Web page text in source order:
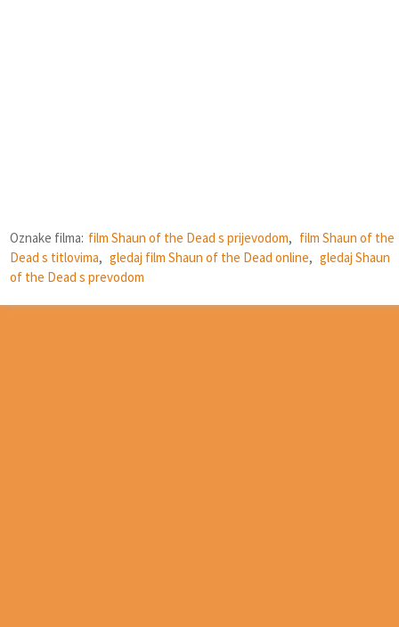
Oznake filma: film Shaun of the Dead s prijevodom, film Shaun of the
Dead s titlovima, gledaj film Shaun of the Dead online, gledaj Shaun
of the Dead s prevodom